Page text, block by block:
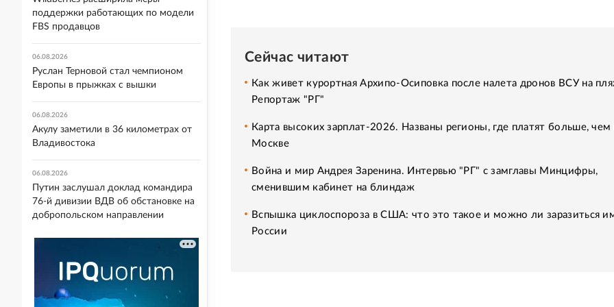
Сейчас читают
Как живет курортная Архипо-Осиповка после налета дронов ВСУ на
Репортаж "РГ"
Карта высоких зарплат-2026. Названы регионы, где платят больше, чем
Москве
Война и мир Андрея Заренина. Интервью "РГ" с замглавы Минцифры,
сменившим кабинет на блиндаж
Вспышка циклоспороза в США: что это такое и можно ли заразиться
России
поддержки работающих по модели
FBS продавцов
06.08.2026
Руслан Терновой стал чемпионом
Европы в прыжках с вышки
06.08.2026
Акулу заметили в 36 километрах от
Владивостока
06.08.2026
Путин заслушал доклад командира
76-й дивизии ВДВ об обстановке на
добропольском направлении